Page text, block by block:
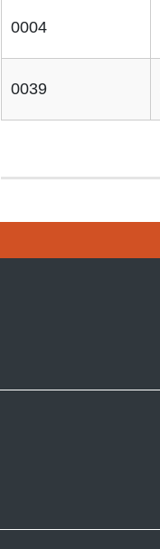
0004
0039